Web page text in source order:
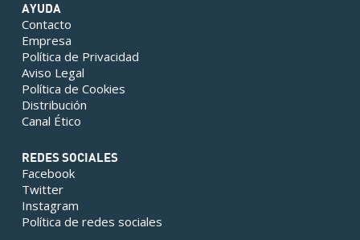
AYUDA
Contacto
Empresa
Política de Privacidad
Aviso Legal
Política de Cookies
Distribución
Canal Ético
REDES SOCIALES
Facebook
Twitter
Instagram
Política de redes sociales